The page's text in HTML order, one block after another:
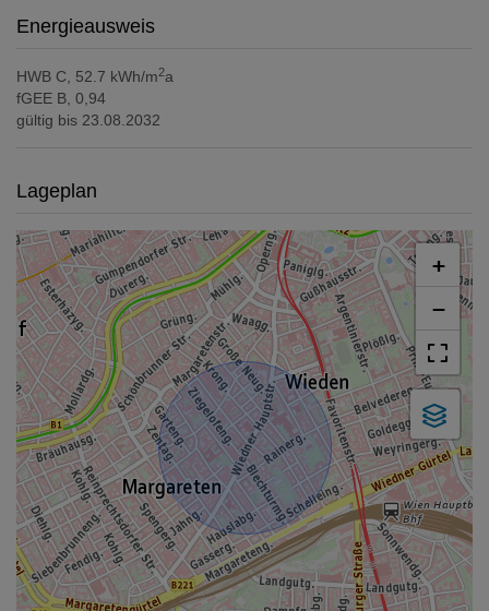
Energieausweis
HWB C, 52.7 kWh/m2a
fGEE B, 0,94
gültig bis 23.08.2032
Lageplan
+
−